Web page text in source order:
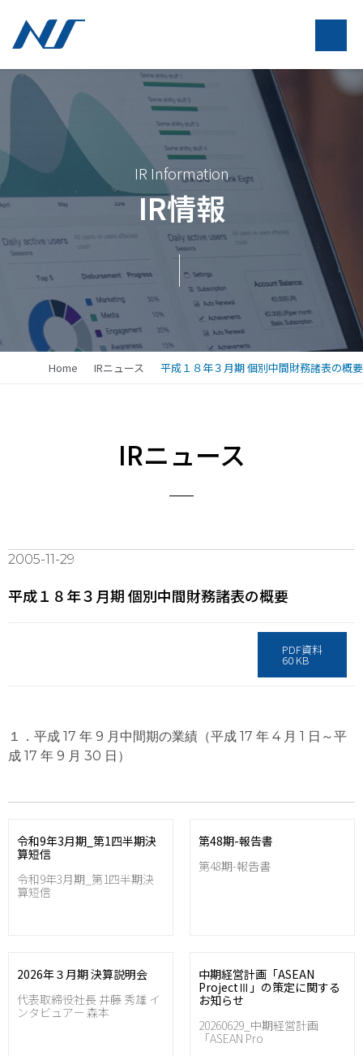
IR Information
IR情報
Home IRニュース 平成１８年３月期 個別中間財務諸表の概要
IRニュース
2005-11-29
平成１８年３月期 個別中間財務諸表の概要
PDF資料
60 KB
１．平成 17 年 9 月中間期の業績（平成 17 年 4 月 1 日～平
成 17 年 9 月 30 日）
令和9年3月期_第1四半期決
算短信
令和9年3月期_第1四半期決
算短信
第48期-報告書
第48期-報告書
2026年３月期 決算説明会
代表取締役社長 井藤 秀雄 イ
ンタビュアー 森本
中期経営計画「ASEAN
ProjectⅢ」の策定に関する
お知らせ
20260629_中期経営計画
「ASEAN Pro